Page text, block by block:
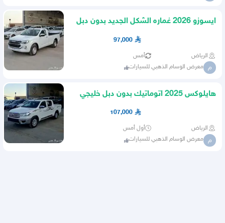
ايسوزو 2026 غماره الشكل الجديد بدون دبل
97,000
الرياض أمس
م معرض الوسام الذهبي للسيارات
هايلوكس 2025 اتوماتيك بدون دبل خليجي
107,000
الرياض أول أمس
م معرض الوسام الذهبي للسيارات